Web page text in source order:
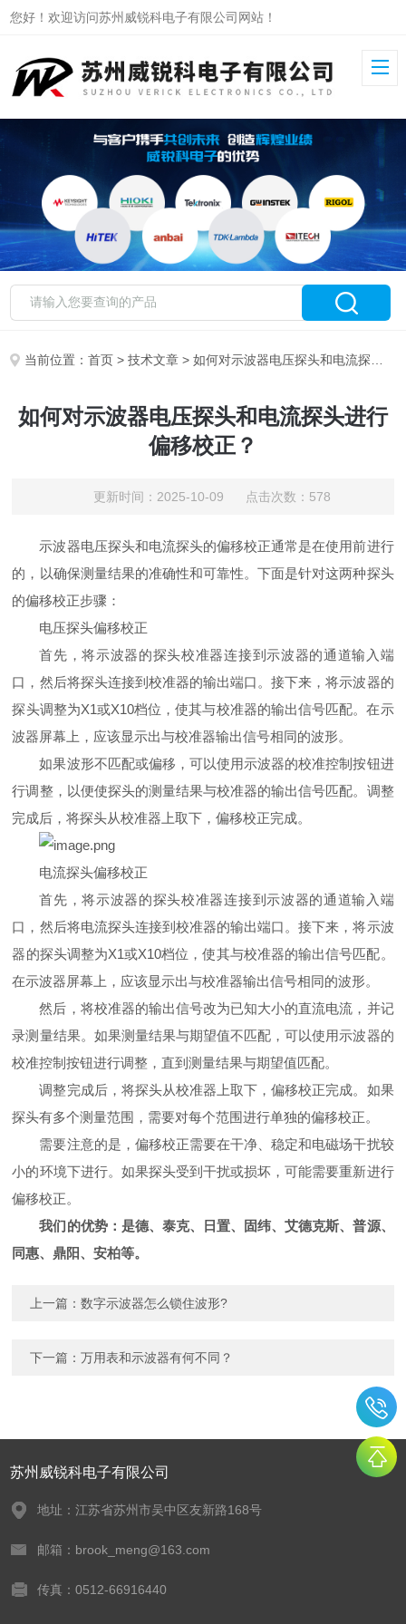
您好！欢迎访问苏州威锐科电子有限公司网站！
当前位置：首页 >技术文章 > 如何对示波器电压探头和电流探头进行偏移校正？
如何对示波器电压探头和电流探头进行
偏移校正？
更新时间：2025-10-09 点击次数：578
示波器电压探头和电流探头的偏移校正通常是在使用前进行
的，以确保测量结果的准确性和可靠性。下面是针对这两种探头
的偏移校正步骤：
电压探头偏移校正
首先，将示波器的探头校准器连接到示波器的通道输入端
口，然后将探头连接到校准器的输出端口。接下来，将示波器的
探头调整为X1或X10档位，使其与校准器的输出信号匹配。在示
波器屏幕上，应该显示出与校准器输出信号相同的波形。
如果波形不匹配或偏移，可以使用示波器的校准控制按钮进
行调整，以便使探头的测量结果与校准器的输出信号匹配。调整
完成后，将探头从校准器上取下，偏移校正完成。
电流探头偏移校正
首先，将示波器的探头校准器连接到示波器的通道输入端
口，然后将电流探头连接到校准器的输出端口。接下来，将示波
器的探头调整为X1或X10档位，使其与校准器的输出信号匹配。
在示波器屏幕上，应该显示出与校准器输出信号相同的波形。
然后，将校准器的输出信号改为已知大小的直流电流，并记
录测量结果。如果测量结果与期望值不匹配，可以使用示波器的
校准控制按钮进行调整，直到测量结果与期望值匹配。
调整完成后，将探头从校准器上取下，偏移校正完成。如果
探头有多个测量范围，需要对每个范围进行单独的偏移校正。
需要注意的是，偏移校正需要在干净、稳定和电磁场干扰较
小的环境下进行。如果探头受到干扰或损坏，可能需要重新进行
偏移校正。
我们的优势：是德、泰克、日置、固纬、艾德克斯、普源、
同惠、鼎阳、安柏等。
上一篇：数字示波器怎么锁住波形?
下一篇：万用表和示波器有何不同？
苏州威锐科电子有限公司
地址：江苏省苏州市吴中区友新路168号
邮箱：brook_meng@163.com
传真：0512-66916440